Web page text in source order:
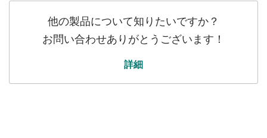
他の製品について知りたいですか？
お問い合わせありがとうございます！
詳細